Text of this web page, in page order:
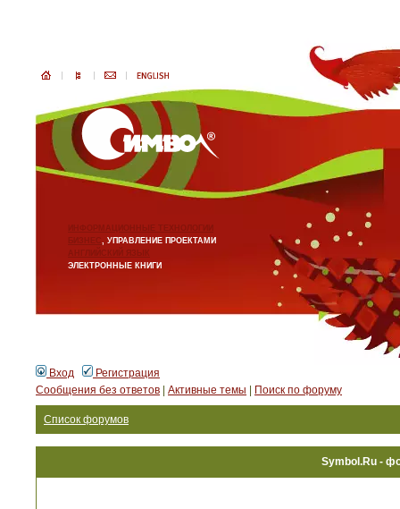
ИНФОРМАЦИОННЫЕ ТЕХНОЛОГИИ
БИЗНЕС, УПРАВЛЕНИЕ ПРОЕКТАМИ
АНГЛИЙСКИЙ ЯЗЫК
ЭЛЕКТРОННЫЕ КНИГИ
Вход
Регистрация
Сообщения без ответов
Активные темы Поиск по форуму
Список форумов
Symbol.Ru -